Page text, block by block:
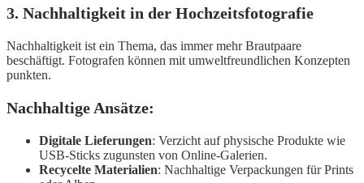
3. Nachhaltigkeit in der Hochzeitsfotografie
Nachhaltigkeit ist ein Thema, das immer mehr Brautpaare
beschäftigt. Fotografen können mit umweltfreundlichen Konzepten
punkten.
Nachhaltige Ansätze:
Digitale Lieferungen: Verzicht auf physische Produkte wie
USB-Sticks zugunsten von Online-Galerien.
Recycelte Materialien: Nachhaltige Verpackungen für Prints